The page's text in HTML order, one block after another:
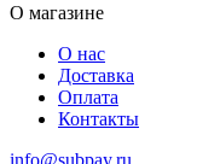
О магазине
О нас
Доставка
Оплата
Контакты
info@subpay.ru